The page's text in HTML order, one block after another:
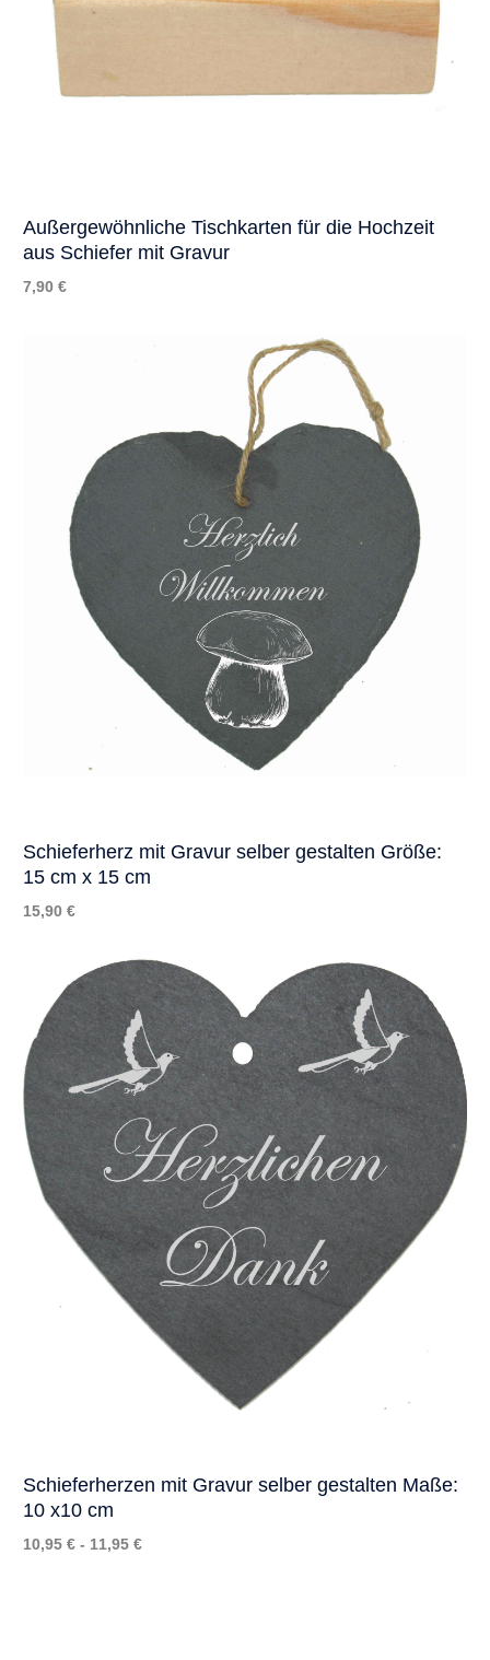
Außergewöhnliche Tischkarten für die Hochzeit
aus Schiefer mit Gravur
7,90 €
Schieferherz mit Gravur selber gestalten Größe:
15 cm x 15 cm
15,90 €
Schieferherzen mit Gravur selber gestalten Maße:
10 x10 cm
10,95 € - 11,95 €